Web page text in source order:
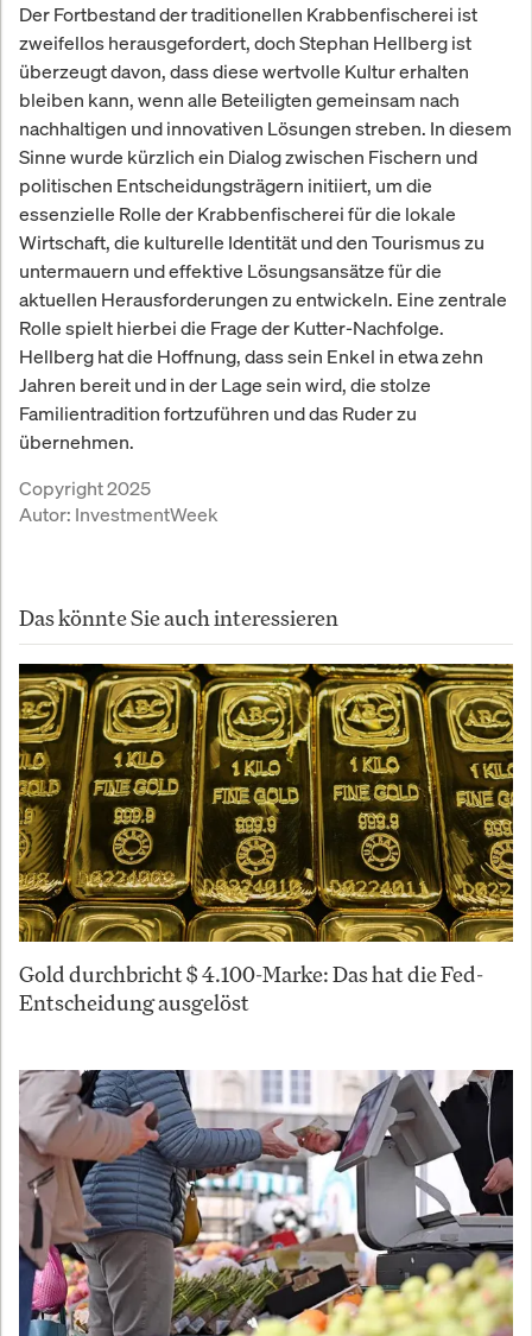
Der Fortbestand der traditionellen Krabbenfischerei ist
zweifellos herausgefordert, doch Stephan Hellberg ist
überzeugt davon, dass diese wertvolle Kultur erhalten
bleiben kann, wenn alle Beteiligten gemeinsam nach
nachhaltigen und innovativen Lösungen streben. In diesem
Sinne wurde kürzlich ein Dialog zwischen Fischern und
politischen Entscheidungsträgern initiiert, um die
essenzielle Rolle der Krabbenfischerei für die lokale
Wirtschaft, die kulturelle Identität und den Tourismus zu
untermauern und effektive Lösungsansätze für die
aktuellen Herausforderungen zu entwickeln. Eine zentrale
Rolle spielt hierbei die Frage der Kutter-Nachfolge.
Hellberg hat die Hoffnung, dass sein Enkel in etwa zehn
Jahren bereit und in der Lage sein wird, die stolze
Familientradition fortzuführen und das Ruder zu
übernehmen.
Copyright 2025
Autor: InvestmentWeek
Das könnte Sie auch interessieren
Gold durchbricht $ 4.100-Marke: Das hat die Fed-
Entscheidung ausgelöst